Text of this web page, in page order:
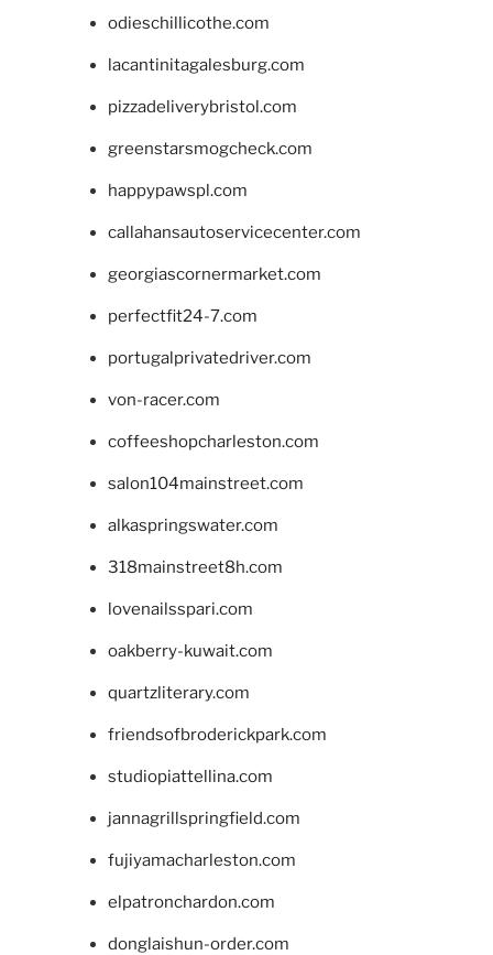
odieschillicothe.com
lacantinitagalesburg.com
pizzadeliverybristol.com
greenstarsmogcheck.com
happypawspl.com
callahansautoservicecenter.com
georgiascornermarket.com
perfectfit24-7.com
portugalprivatedriver.com
von-racer.com
coffeeshopcharleston.com
salon104mainstreet.com
alkaspringswater.com
318mainstreet8h.com
lovenailsspari.com
oakberry-kuwait.com
quartzliterary.com
friendsofbroderickpark.com
studiopiattellina.com
jannagrillspringfield.com
fujiyamacharleston.com
elpatronchardon.com
donglaishun-order.com